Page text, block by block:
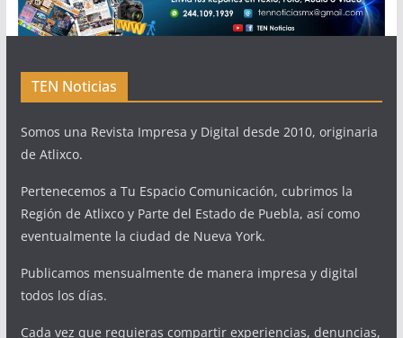
TEN Noticias
Somos una Revista Impresa y Digital desde 2010, originaria
de Atlixco.
Pertenecemos a Tu Espacio Comunicación, cubrimos la
Región de Atlixco y Parte del Estado de Puebla, así como
eventualmente la ciudad de Nueva York.
Publicamos mensualmente de manera impresa y digital
todos los días.
Cada vez que requieras compartir experiencias, denuncias,